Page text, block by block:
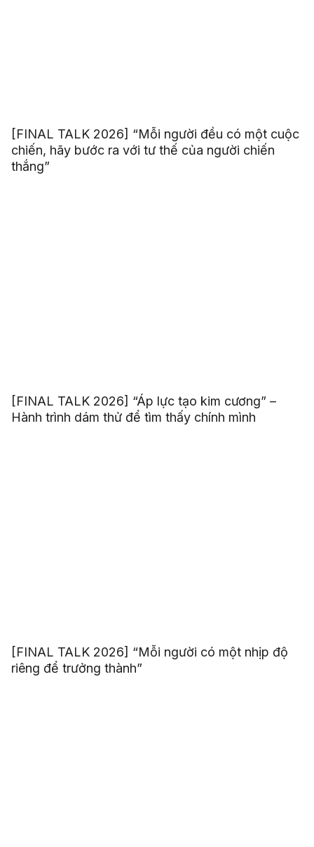
[FINAL TALK 2026] “Mỗi người đều có một cuộc
chiến, hãy bước ra với tư thế của người chiến
thắng”
[FINAL TALK 2026] “Áp lực tạo kim cương” –
Hành trình dám thử để tìm thấy chính mình
[FINAL TALK 2026] “Mỗi người có một nhịp độ
riêng để trưởng thành”